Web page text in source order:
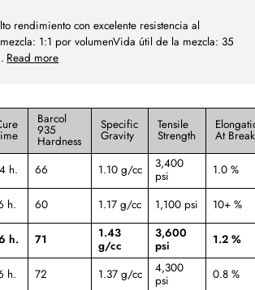
rendimiento con excelente resistencia al
1:1 por volumenVida útil de la mezcla: 35
Read more
Barcol
935
Hardness
Specific
Gravity
Tensile
Strength At Break
h. 66 1.10 g/cc
3,400
psi
1.0 %
h. 60 1.17 g/cc 1,100 psi 10+ %
h. 71
1.43
g/cc
3,600
psi
1.2 %
h. 72 1.37 g/cc
4,300
psi
0.8 %